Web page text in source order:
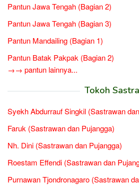
Pantun Jawa Tengah (Bagian 2)
Pantun Jawa Tengah (Bagian 3)
Pantun Mandailing (Bagian 1)
Pantun Batak Pakpak (Bagian 2)
→→ pantun lainnya...
Tokoh Sastra
Syekh Abdurrauf Singkil (Sastrawan
Faruk (Sastrawan dan Pujangga)
Nh. Dini (Sastrawan dan Pujangga)
Roestam Effendi (Sastrawan dan
Purnawan Tjondronagaro (Sastrawan